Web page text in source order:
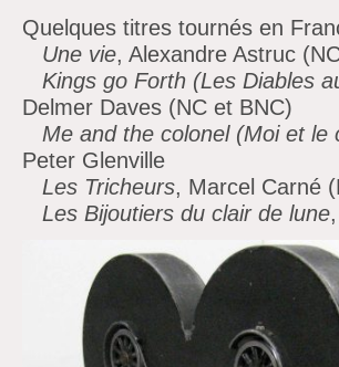
Quelques titres tournés en
Une vie, Alexandre Astruc
Kings go Forth (Les Diables
Delmer Daves (NC et BNC)
Me and the colonel (Moi et le
Peter Glenville
Les Tricheurs, Marcel Carné
Les Bijoutiers du clair de lune